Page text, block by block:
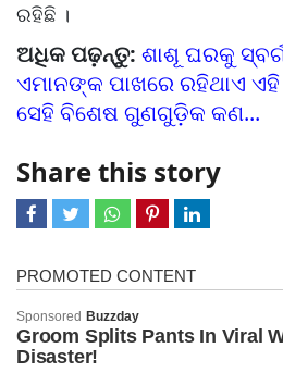
ରହିଛି ।
ଅଧିକ ପଢ଼ନ୍ତୁ: ଶାଶୂ ଘରକୁ
ଏମାନଙ୍କ ପାଖରେ ରହିଥାଏ
ସେହି ବିଶେଷ ଗୁଣଗୁଡ଼ିକ କଣ...
Share this story